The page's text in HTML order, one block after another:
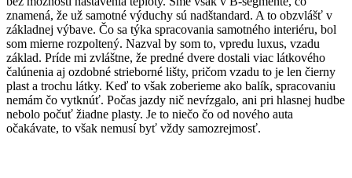
znamená, že už samotné výduchy sú nadštandard. A to obzvlášť v
základnej výbave. Čo sa týka spracovania samotného interiéru, bol
som mierne rozpoltený. Nazval by som to, vpredu luxus, vzadu
základ. Príde mi zvláštne, že predné dvere dostali viac látkového
čalúnenia aj ozdobné strieborné lišty, pričom vzadu to je len čierny
plast a trochu látky. Keď to však zoberieme ako balík, spracovaniu
nemám čo vytknúť. Počas jazdy nič nevŕzgalo, ani pri hlasnej hudbe
nebolo počuť žiadne plasty. Je to niečo čo od nového auta
očakávate, to však nemusí byť vždy samozrejmosť.